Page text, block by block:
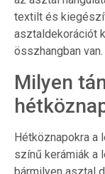
textilt és
asztaldekorációt
összhangban van.
Milyen
Hétköznapokra a
színű kerámiák a